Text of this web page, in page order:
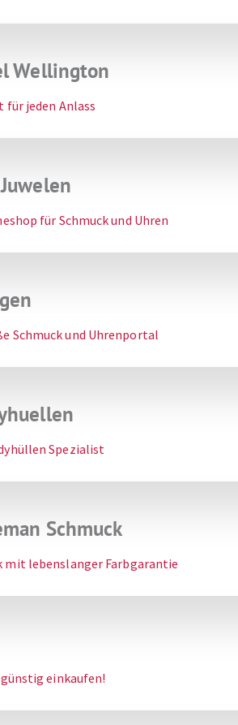
Wellington
für jeden Anlass
für Schmuck und Uhren
Schmuck und Uhrenportal
Spezialist
Schmuck
mit lebenslanger Farbgarantie
einkaufen!